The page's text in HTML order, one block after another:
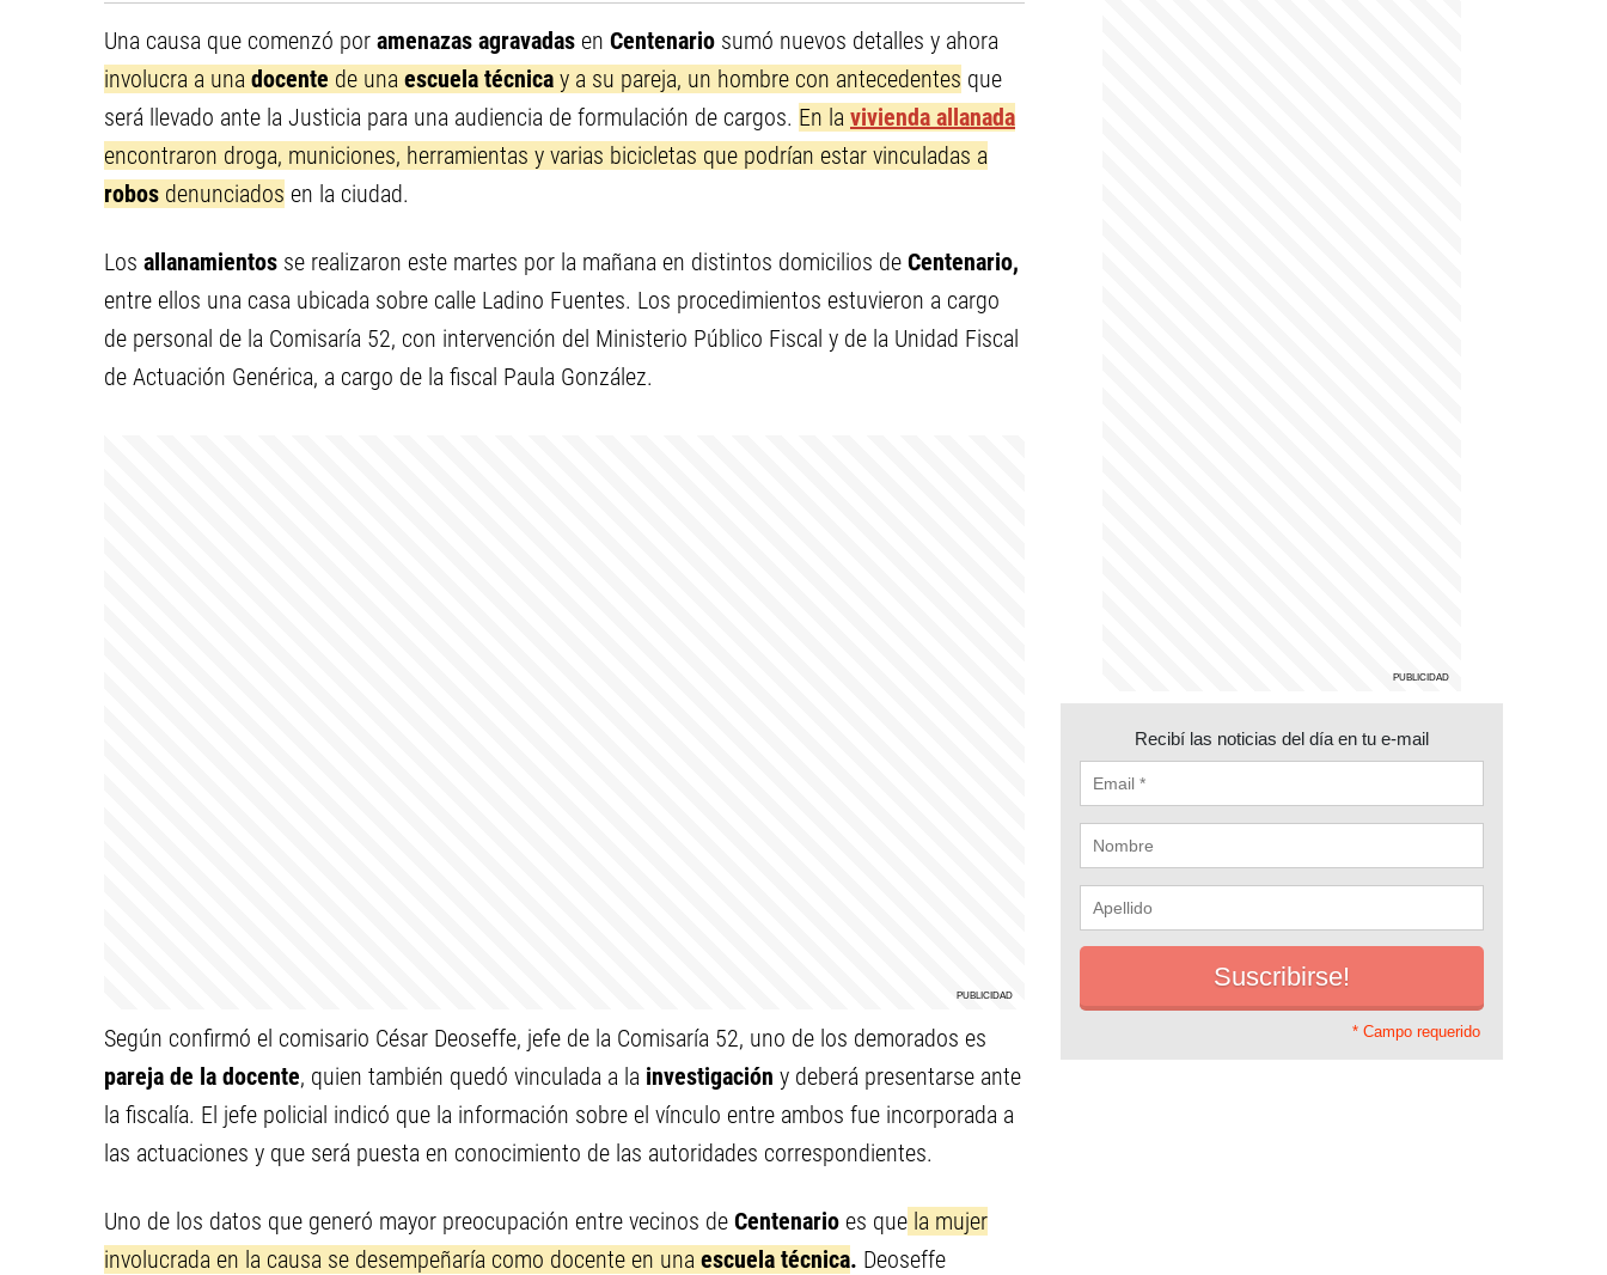
Una causa que comenzó por amenazas agravadas en Centenario sumó nuevos detalles y ahora
involucra a una docente de una escuela técnica y a su pareja, un hombre con antecedentes que
será llevado ante la Justicia para una audiencia de formulación de cargos. En la vivienda allanada
encontraron droga, municiones, herramientas y varias bicicletas que podrían estar vinculadas a
robos denunciados en la ciudad.
Los allanamientos se realizaron este martes por la mañana en distintos domicilios de Centenario,
entre ellos una casa ubicada sobre calle Ladino Fuentes. Los procedimientos estuvieron a cargo
de personal de la Comisaría 52, con intervención del Ministerio Público Fiscal y de la Unidad Fiscal
de Actuación Genérica, a cargo de la fiscal Paula González.
Según confirmó el comisario César Deoseffe, jefe de la Comisaría 52, uno de los demorados es
pareja de la docente, quien también quedó vinculada a la investigación y deberá presentarse ante
la fiscalía. El jefe policial indicó que la información sobre el vínculo entre ambos fue incorporada a
las actuaciones y que será puesta en conocimiento de las autoridades correspondientes.
Uno de los datos que generó mayor preocupación entre vecinos de Centenario es que la mujer
involucrada en la causa se desempeñaría como docente en una escuela técnica. Deoseffe
Recibí las noticias del día en tu e-mail
* Campo requerido